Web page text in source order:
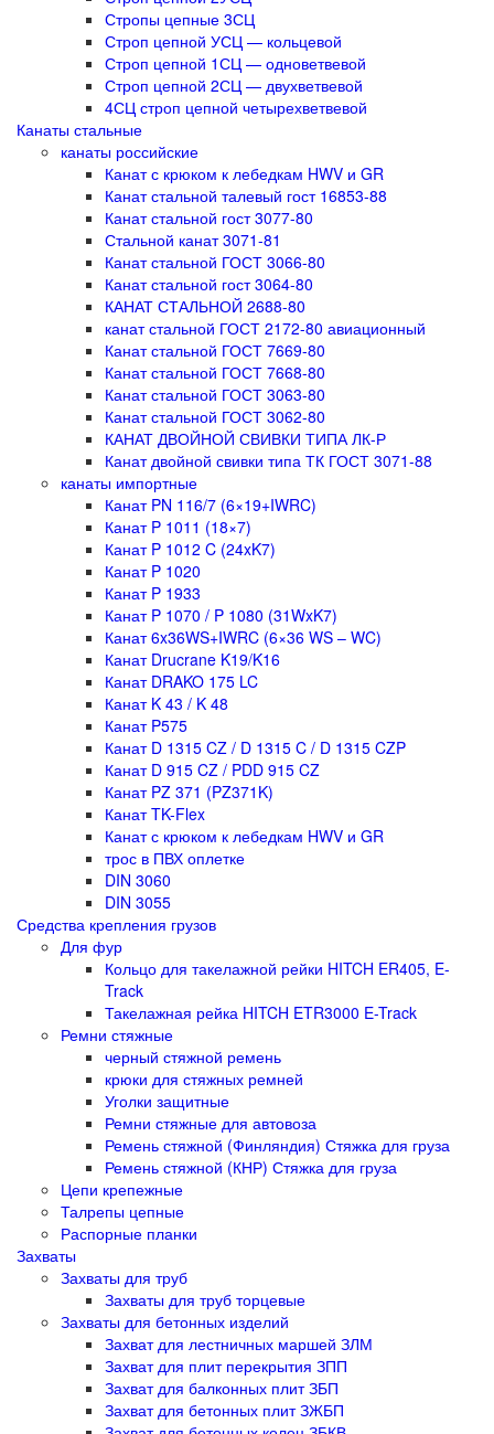
Стропы цепные 3СЦ
Строп цепной УСЦ — кольцевой
Строп цепной 1СЦ — одноветвевой
Строп цепной 2СЦ — двухветвевой
4СЦ строп цепной четырехветвевой
Канаты стальные
канаты российские
Канат с крюком к лебедкам HWV и GR
Канат стальной талевый гост 16853-88
Канат стальной гост 3077-80
Стальной канат 3071-81
Канат стальной ГОСТ 3066-80
Канат стальной гост 3064-80
КАНАТ СТАЛЬНОЙ 2688-80
канат стальной ГОСТ 2172-80 авиационный
Канат стальной ГОСТ 7669-80
Канат стальной ГОСТ 7668-80
Канат стальной ГОСТ 3063-80
Канат стальной ГОСТ 3062-80
КАНАТ ДВОЙНОЙ СВИВКИ ТИПА ЛК-Р
Канат двойной свивки типа ТК ГОСТ 3071-88
канаты импортные
Канат PN 116/7 (6×19+IWRC)
Канат P 1011 (18×7)
Канат P 1012 C (24xK7)
Канат P 1020
Канат P 1933
Канат P 1070 / P 1080 (31WxK7)
Канат 6x36WS+IWRC (6×36 WS – WC)
Канат Drucrane K19/K16
Канат DRAKO 175 LC
Канат K 43 / K 48
Канат P575
Канат D 1315 CZ / D 1315 C / D 1315 CZP
Канат D 915 CZ / PDD 915 CZ
Канат PZ 371 (PZ371K)
Канат TK-Flex
Канат с крюком к лебедкам HWV и GR
трос в ПВХ оплетке
DIN 3060
DIN 3055
Средства крепления грузов
Для фур
Кольцо для такелажной рейки HITCH ER405, E-
Track
Такелажная рейка HITCH ETR3000 E-Track
Ремни стяжные
черный стяжной ремень
крюки для стяжных ремней
Уголки защитные
Ремни стяжные для автовоза
Ремень стяжной (Финляндия) Стяжка для груза
Ремень стяжной (КНР) Стяжка для груза
Цепи крепежные
Талрепы цепные
Распорные планки
Захваты
Захваты для труб
Захваты для труб торцевые
Захваты для бетонных изделий
Захват для лестничных маршей ЗЛМ
Захват для плит перекрытия ЗПП
Захват для балконных плит ЗБП
Захват для бетонных плит ЗЖБП